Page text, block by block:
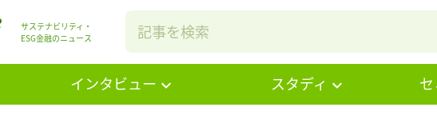
サステナビリティ・
ESG金融のニュース
インタビュー スタディ